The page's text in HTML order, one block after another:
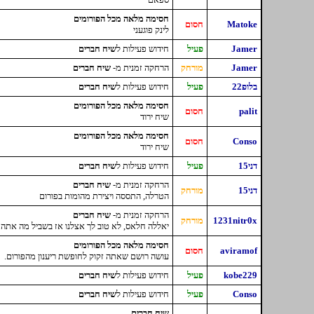
Matoke חסום
חסימה מלאה מכל הפורומים
לינק פוגעני
Jamer
פעיל חידוש פעילות לשיח חברים
Jamer
מורחק הרחקה זמנית מ-שיח חברים
בלופ22
פעיל חידוש פעילות לשיח חברים
palit חסום
חסימה מלאה מכל הפורומים
שיח ירוד
Conso חסום
חסימה מלאה מכל הפורומים
שיח ירוד
דני15
פעיל חידוש פעילות לשיח חברים
דני15 מורחק
הרחקה זמנית מ-שיח חברים
הטרלה, התססה ויצירת מהומות בפורום
1231nitr0x מורחק
הרחקה זמנית מ-שיח חברים
יאללה חלאס, לא טוב לך אצלנו אז בשביל מה
aviramof חסום
חסימה מלאה מכל הפורומים
עושה רושם שאתה זקוק לחופשת ריענון מהפורום.
kobe229
פעיל חידוש פעילות לשיח חברים
Conso
פעיל חידוש פעילות לשיח חברים